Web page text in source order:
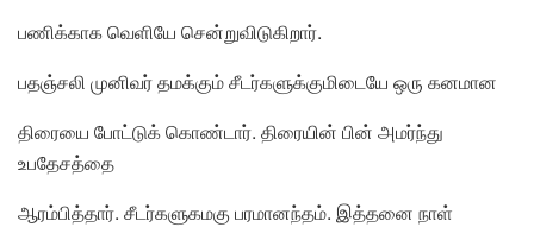
பணிக்காக வெளியே சென்றுவிடுகிறார்.
பதஞ்சலி முனிவர் தமக்கும் சீடர்களுக்குமிடையே ஒரு கனமான
திரையை போட்டுக் கொண்டார். திரையின் பின் அமர்ந்து
உபதேசத்தை
ஆரம்பித்தார். சீடர்களுகமகு பரமானந்தம். இத்தனை நாள்